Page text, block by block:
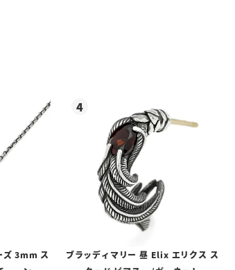
ズ 3mm ス
ブラッディマリー 昼 Elix エリクス ス